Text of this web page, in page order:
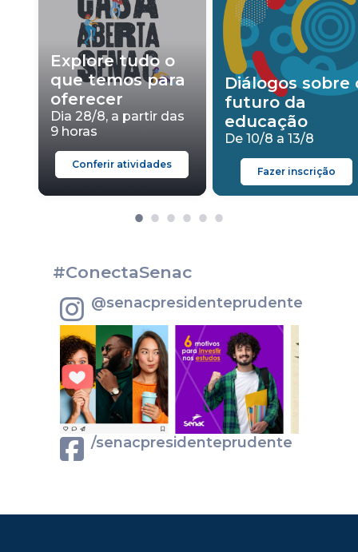
Explore tudo o
que temos para
oferecer
Dia 28/8, a partir das
9 horas
Conferir atividades
Diálogos sobre
futuro da
educação
De 10/8 a 13/8
Fazer inscrição
#ConectaSenac
@senacpresidenteprudente
/senacpresidenteprudente